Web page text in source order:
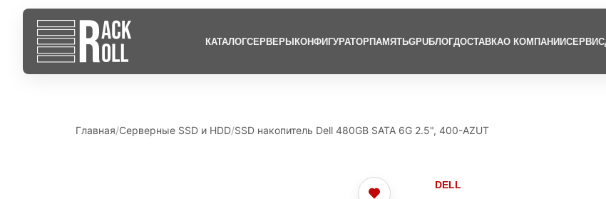
КАТАЛОГСЕРВЕРЫКОНФИГУРАТОРПАМЯТЬGPUБЛОГДОСТАВКАО КОМПАНИИ
Главная Серверные SSD и HDD SSD накопитель Dell 480GB SATA 6G 2.5", 400-AZUT
DELL